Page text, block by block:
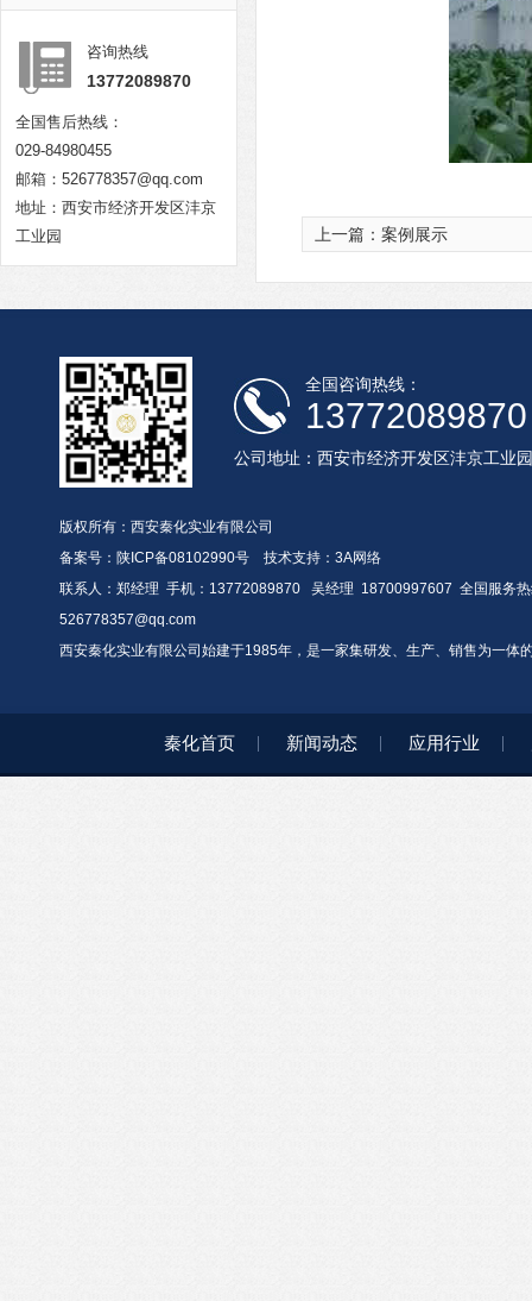
咨询热线
13772089870
全国售后热线：
029-84980455
邮箱：526778357@qq.com
地址：西安市经济开发区沣京
工业园
上一篇： 案例展示
全国咨询热线：
13772089870
公司地址：西安市经济开发区沣京工业园
版权所有：西安秦化实业有限公司
备案号： 陕ICP备08102990号 技术支持： 3A网络
联系人：郑经理 手机：13772089870 吴经理 18700997607 全国服务
526778357@qq.com
西安秦化实业有限公司始建于1985年，是一家集研发、生产、销售为一体
秦化首页 新闻动态 应用行业